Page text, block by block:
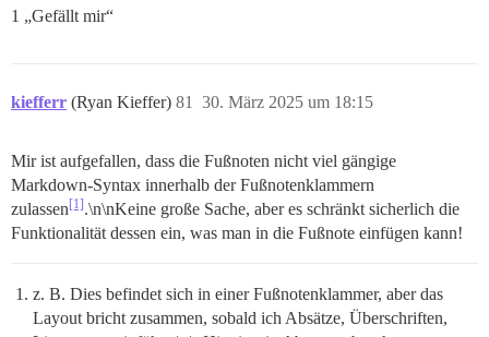
1 „Gefällt mir“
kiefferr (Ryan Kieffer) 30. März 2025 um 18:15
81
Mir ist aufgefallen, dass die Fußnoten nicht viel gängige
Markdown-Syntax innerhalb der Fußnotenklammern
zulassen [1] .\n\nKeine große Sache, aber es schränkt sicherlich die
Funktionalität dessen ein, was man in die Fußnote einfügen kann!
z. B. Dies befindet sich in einer Fußnotenklammer, aber das
Layout bricht zusammen, sobald ich Absätze, Überschriften,